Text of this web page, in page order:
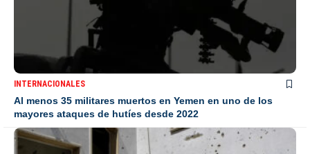
INTERNACIONALES
Al menos 35 militares muertos en Yemen en uno de los
mayores ataques de hutíes desde 2022